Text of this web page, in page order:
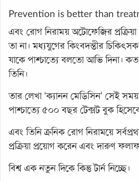
Prevention is better than
এবং রোগ নিরাময় অটোফেজির
তা না। মধ্যযুগের কিংবদন্তীর
যাকে পাশ্চাত্যে বলতো আভি দিনা।
তিনি।
তার লেখা ‘ক্যানন মেডিসিন’ সেই
পাশ্চাত্যে ৫০০ বছর টেক্সট বুক
এবং তিনি ক্রনিক রোগ নিরাময়ে
প্রক্রিয়া প্রয়োগ করেন এবং দারুণ
বিশ্ব এক নতুন দিকে কিন্তু টার্ন নিচ্ছে।